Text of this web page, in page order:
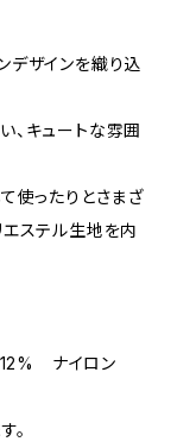
デザインを織り込
、キュートな雰囲
使ったりとさまざ
エステル生地を内
ナイロン
。